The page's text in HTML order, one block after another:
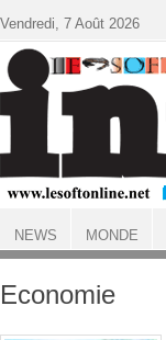
ACCUEIL
Economie
Vendredi, 7 Août 2026
NEWS MONDE